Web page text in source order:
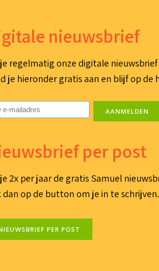
nieuwsbrief
regelmatig onze digitale
je hieronder gratis aan en blijf op de
(Vereist)
AANMELDEN
per post
2x per jaar de gratis Samuel
dan op de button om je in te schrijven.
PER POST